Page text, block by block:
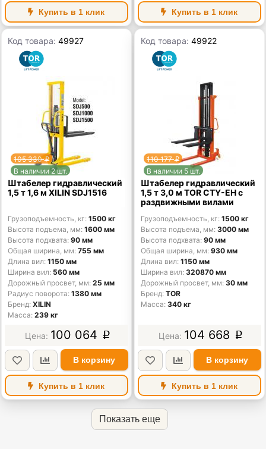
Купить в 1 клик Купить в 1 клик
Код товара:49927
105 330p
В наличии 2 шт.
Штабелер гидравлический
1,5 т 1,6 м XILIN SDJ1516
Грузоподъемность, кг 1500 кг
Высота подъема, мм 1600 мм
Высота подхвата 90 мм
Общая ширина, мм 755 мм
Длина вил 1150 мм
Ширина вил 560 мм
Дорожный просвет, мм 25 мм
Радиус поворота 1380 мм
Бренд XILIN
Масса 239 кг
100 064 p
В корзину
Купить в 1 клик
Код товара:49922
110 177p
В наличии 5 шт.
Штабелер гидравлический
1,5 т 3,0 м TOR CTY-EH с
раздвижными вилами
Грузоподъемность, кг 1500 кг
Высота подъема, мм 3000 мм
Высота подхвата 90 мм
Общая ширина, мм 930 мм
Длина вил 1150 мм
Ширина вил 320870 мм
Дорожный просвет, мм 30 мм
Бренд TOR
Масса 340 кг
104 668 p
В корзину
Купить в 1 клик
Показать еще